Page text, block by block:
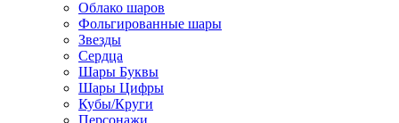
Облако шаров
Фольгированные шары
Звезды
Сердца
Шары Буквы
Шары Цифры
Кубы/Круги
Персонажи